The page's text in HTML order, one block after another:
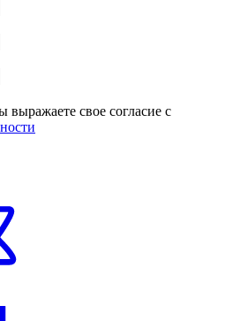
свое согласие с